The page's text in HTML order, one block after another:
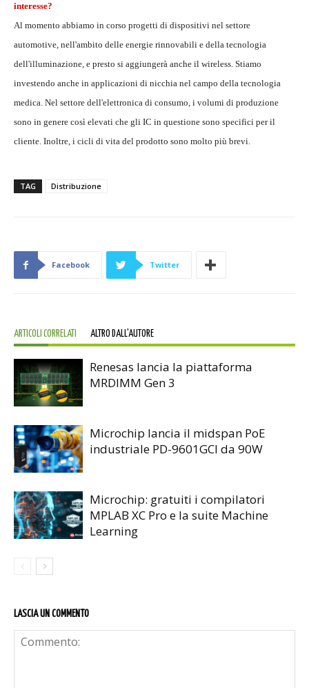
interesse?
Al momento abbiamo in corso progetti di dispositivi nel settore
automotive, nell'ambito delle energie rinnovabili e della tecnologia
dell'illuminazione, e presto si aggiungerà anche il wireless. Stiamo
investendo anche in applicazioni di nicchia nel campo della tecnologia
medica. Nel settore dell'elettronica di consumo, i volumi di produzione
sono in genere così elevati che gli IC in questione sono specifici per il
cliente. Inoltre, i cicli di vita del prodotto sono molto più brevi.
TAG Distribuzione
Facebook Twitter
ARTICOLI CORRELATI ALTRO DALL'AUTORE
Renesas lancia la piattaforma
MRDIMM Gen 3
Microchip lancia il midspan PoE
industriale PD-9601GCI da 90W
Microchip: gratuiti i compilatori
MPLAB XC Pro e la suite Machine
Learning
LASCIA UN COMMENTO